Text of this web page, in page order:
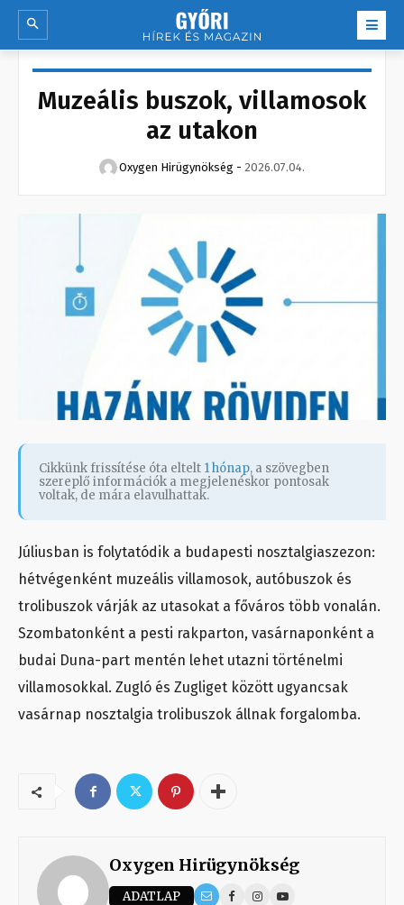
Muzeális buszok, villamosok
az utakon
Oxygen Hirügynökség - 2026.07.04.
Cikkünk frissítése óta eltelt 1 hónap, a szövegben
szereplő információk a megjelenéskor pontosak
voltak, de mára elavulhattak.
Júliusban is folytatódik a budapesti nosztalgiaszezon:
hétvégenként muzeális villamosok, autóbuszok és
trolibuszok várják az utasokat a főváros több vonalán.
Szombatonként a pesti rakparton, vasárnaponként a
budai Duna-part mentén lehet utazni történelmi
villamosokkal. Zugló és Zugliget között ugyancsak
vasárnap nosztalgia trolibuszok állnak forgalomba.
Oxygen Hirügynökség
ADATLAP